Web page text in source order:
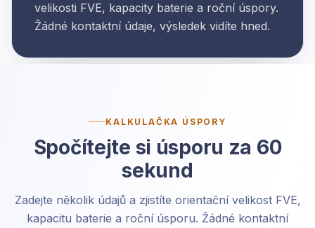
velikosti FVE, kapacity baterie a roční úspory.
Žádné kontaktní údaje, výsledek vidíte hned.
KALKULAČKA ÚSPORY
Spočítejte si úsporu za 60
sekund
Zadejte několik údajů a zjistíte orientační velikost FVE,
kapacitu baterie a roční úsporu. Žádné kontaktní